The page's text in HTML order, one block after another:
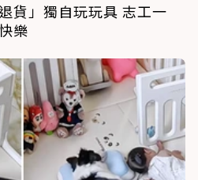
貨」獨自玩玩具 志工一
樂